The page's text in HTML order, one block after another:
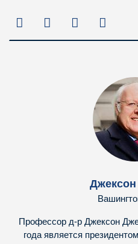
Профессор д-р Джексон
года является